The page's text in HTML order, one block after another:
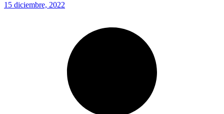
15 diciembre, 2022